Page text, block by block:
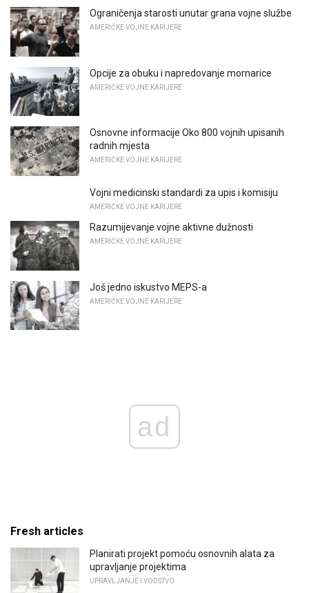
Ograničenja starosti unutar grana vojne službe
AMERIČKE VOJNE KARIJERE
Opcije za obuku i napredovanje mornarice
AMERIČKE VOJNE KARIJERE
Osnovne informacije Oko 800 vojnih upisanih
radnih mjesta
AMERIČKE VOJNE KARIJERE
Vojni medicinski standardi za upis i komisiju
AMERIČKE VOJNE KARIJERE
Razumijevanje vojne aktivne dužnosti
AMERIČKE VOJNE KARIJERE
Još jedno iskustvo MEPS-a
AMERIČKE VOJNE KARIJERE
ad
Fresh articles
Planirati projekt pomoću osnovnih alata za
upravljanje projektima
UPRAVLJANJE I VODSTVO